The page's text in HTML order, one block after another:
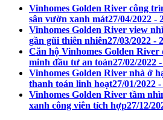
Vinhomes Golden River công
sân vườn xanh mát27/04/2022 -
Vinhomes Golden River view
gần gũi thiên nhiên27/03/2022 -
Căn hộ Vinhomes Golden River
minh đầu tư an toàn27/02/2022
Vinhomes Golden River nhà ở
thanh toán linh hoạt27/01/2022
Vinhomes Golden River tầm
xanh công viên tích hợp27/12/